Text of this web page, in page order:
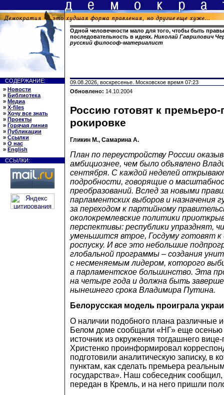
Одной человечности мало для того, чтобы быть
последовательность в идеях. Николай Гаврилович
русский философ-материалист
СОДЕРЖАНИЕ:
» Новости
» Библиотека
» Медиа
» X-files
» Хочу все знать
» Проекты
» Горячая линия
» Публикации
» Ссылки
» О нас
» English
ССЫЛКИ:
09.08.2026, воскресенье. Московское время 07:23
Обновлено: 14.10.2004
Россию готовят к премьеро-
рокировке
Гликин М., Самарина А.
План по переустройству России
амбициознее, чем было объявлено
сентября. С каждой неделей
подробности, говорящие о
преобразований. Вслед за новыми
парламентских выборов и назначения
за переходом к партийному
околокремлевские политики
перспективы: республики упразднят,
уменьшится втрое, Госдуму готовят к
роспуску. И все это небольшие
глобальной программы – создания
с несменяемым лидером, которого
а парламентское большинство. Эта
на четыре года и должна быть
нынешнего срока Владимира Путина.
Белорусская модель проиграла
О наличии подобного плана различные
Белом доме сообщали «НГ» еще осенью
источник из окружения тогдашнего
Христенко проинформировал
подготовили аналитическую записку, в
пунктам, как сделать премьера
государства». Наш собеседник
передан в Кремль, и на него пришли